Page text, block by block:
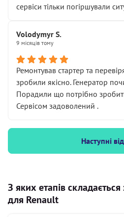
сервіси тільки погіршували
Volodymyr S.
9 місяців тому
Ремонтував стартер та
зробили якісно. Генератор
Порадили що потрібно
Сервісом задоволений .
Наступні
З яких етапів складається
для Renault